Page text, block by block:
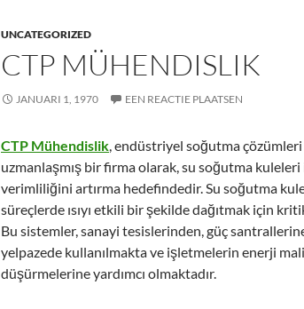
UNCATEGORIZED
CTP MÜHENDISLIK
JANUARI 1, 1970 EEN REACTIE PLAATSEN
CTP Mühendislik, endüstriyel soğutma
uzmanlaşmış bir firma olarak, su soğutma kuleleri
verimliliğini artırma hedefindedir. Su soğutma
süreçlerde ısıyı etkili bir şekilde dağıtmak için
Bu sistemler, sanayi tesislerinden, güç
yelpazede kullanılmakta ve işletmelerin enerji
düşürmelerine yardımcı olmaktadır.